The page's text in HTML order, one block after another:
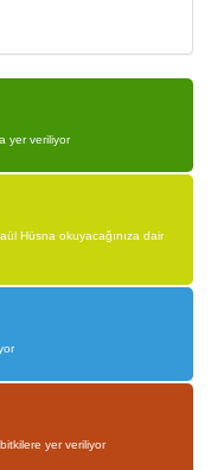
yer veriliyor
Hüsna okuyacağınıza dair
yer veriliyor